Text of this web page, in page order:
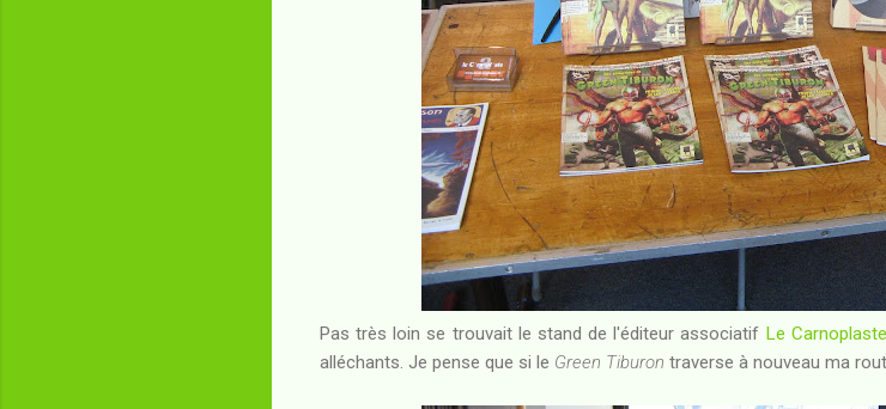
Pas très loin se trouvait le stand de l'éditeur associatif Le Carnoplaste
alléchants. Je pense que si le Green Tiburon traverse à nouveau ma